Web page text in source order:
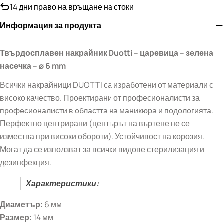
14 дни право на връщане на стоки
Информация за продукта
Твърдосплавен накрайникDuotti – царевица–зелена
насечка–⌀6 mm
Всички накрайници DUOTTI са изработени от материали с
високо качество. Проектирани от професионалисти за
професионалисти в областта на маникюра и подологията.
Перфектно центрирани (центърът на въртене не се
измества при високи обороти). Устойчивост на корозия.
Могат да се използват за всички видове стерилизация и
дезинфекция.
Характеристики:
Диаметър: 6 мм
Размер: 14 мм